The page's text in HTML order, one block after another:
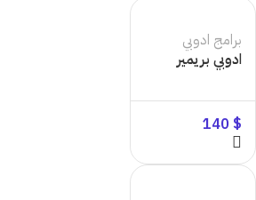
برامج ادوبي
ادوبي بريمير
140 $